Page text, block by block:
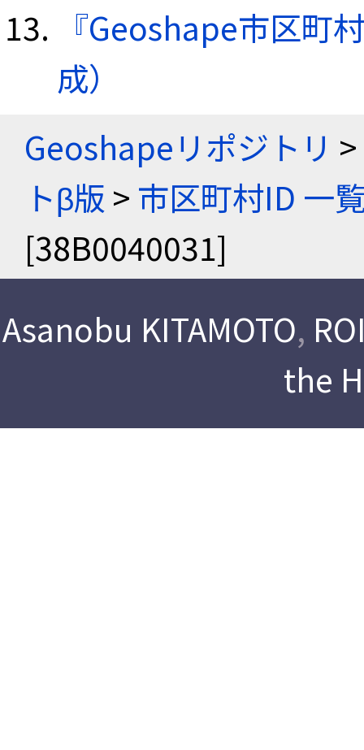
『Geoshape市区町
成）
Geoshapeリポジトリ >
トβ版 > 市区町村ID 一
[38B0040031]
Asanobu KITAMOTO,
the